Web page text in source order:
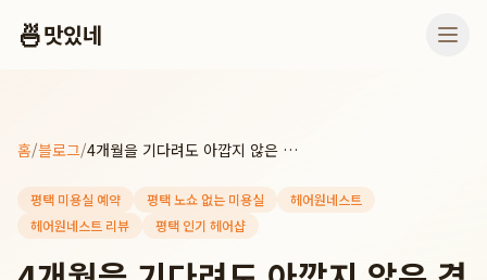
🍜맛있네
홈/블로그/ 4개월을 기다려도 아깝지 않은 경험: 평택 미용실 예약의 새로운 기준, 헤어원네스트
평택 미용실 예약 평택 노쇼 없는 미용실
헤어원네스트
헤어원네스트 리뷰
평택 인기 헤어샵